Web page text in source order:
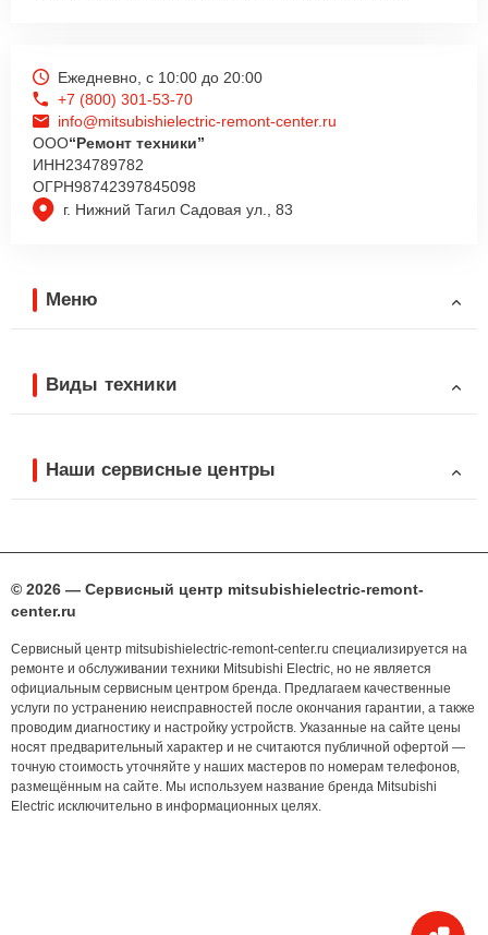
г. Нижний Тагил Садовая ул., 83
Ежедневно, с 10:00 до 20:00
+7 (800) 301-53-70
info@mitsubishielectric-remont-center.ru
ООО“Ремонт техники”
ИНН234789782
ОГРН98742397845098
Меню
Виды техники
Наши сервисные центры
© 2026 — Сервисный центр mitsubishielectric-remont-
center.ru
Сервисный центр mitsubishielectric-remont-center.ru специализируется на
ремонте и обслуживании техники Mitsubishi Electric, но не является
официальным сервисным центром бренда. Предлагаем качественные
услуги по устранению неисправностей после окончания гарантии, а также
проводим диагностику и настройку устройств. Указанные на сайте цены
носят предварительный характер и не считаются публичной офертой —
точную стоимость уточняйте у наших мастеров по номерам телефонов,
размещённым на сайте. Мы используем название бренда Mitsubishi
Electric исключительно в информационных целях.